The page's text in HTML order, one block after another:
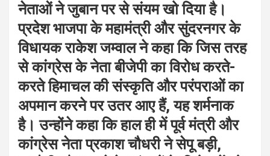
नेताओं ने जुबान पर से संयम खो दिया है।
प्रदेश भाजपा के महामंत्री और सुंदरनगर के
विधायक राकेश जम्वाल ने कहा कि जिस तरह
से कांग्रेस के नेता बीजेपी का विरोध करते-
करते हिमाचल की संस्कृति और परंपराओं का
अपमान करने पर उतर आए हैं, यह शर्मनाक
है। उन्होंने कहा कि हाल ही में पूर्व मंत्री और
कांग्रेस नेता प्रकाश चौधरी ने सेपू बड़ी,